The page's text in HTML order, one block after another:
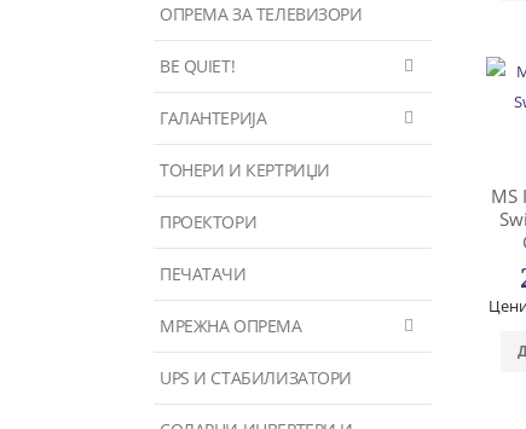
MS
ОПРЕМА ЗА ТЕЛЕВИЗОРИ
BE QUIET!
ГАЛАНТЕРИЈА
ТОНЕРИ И КЕРТРИЏИ
ПРОЕКТОРИ
ПЕЧАТАЧИ
МРЕЖНА ОПРЕМА
UPS И СТАБИЛИЗАТОРИ